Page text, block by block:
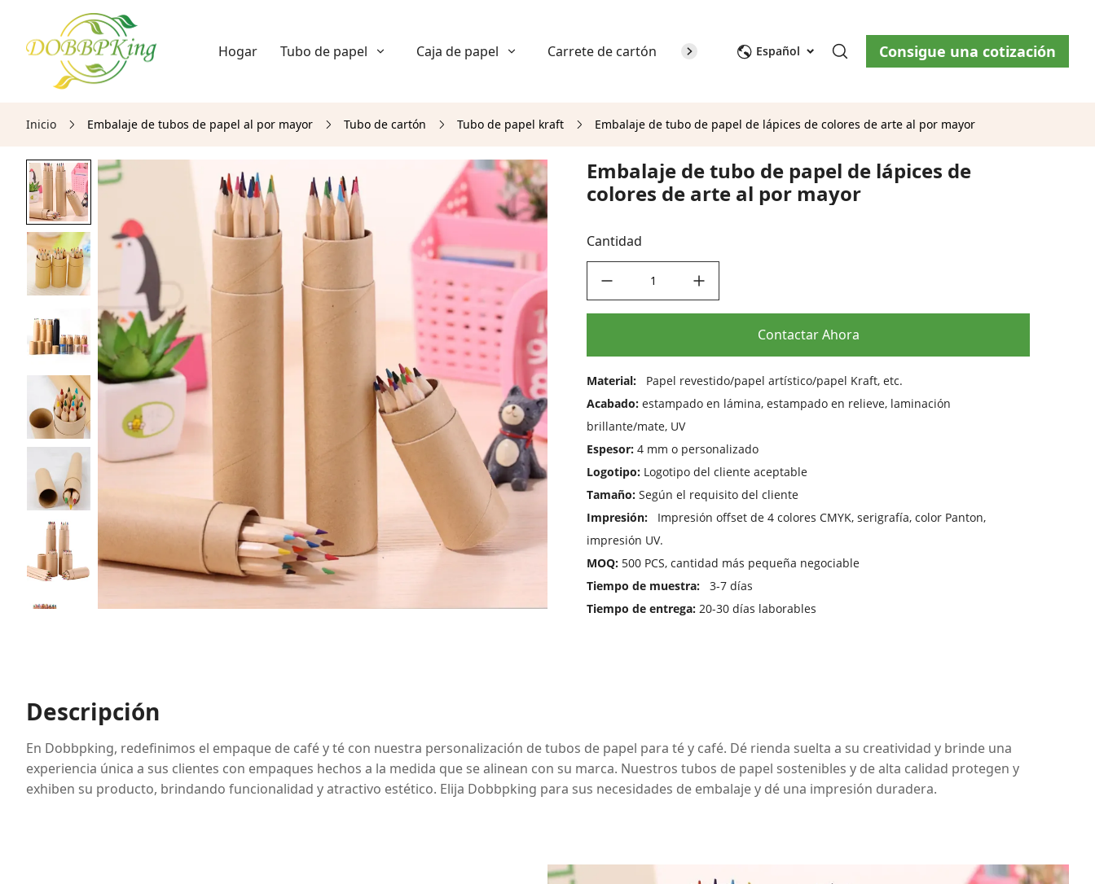
Hogar Tubo de papel Caja de papel Carrete de cartón Sobre nosotros Blog Contáctenos
Español Consigue una cotización
Inicio Embalaje de tubos de papel al por mayor Tubo de cartón Tubo de papel kraft Embalaje de tubo de papel de lápices de colores de arte al por mayor
Embalaje de tubo de papel de lápices de
colores de arte al por mayor
Cantidad
Contactar Ahora
Material:
Papel revestido/papel artístico/papel Kraft, etc.
Acabado: estampado en lámina, estampado en relieve, laminación
brillante/mate, UV
Espesor: 4 mm o personalizado
Logotipo: Logotipo del cliente aceptable
Tamaño: Según el requisito del cliente
Impresión:
Impresión offset de 4 colores CMYK, serigrafía, color Panton,
impresión UV.
MOQ: 500 PCS, cantidad más pequeña negociable
Tiempo de muestra:
3-7 días
Tiempo de entrega: 20-30 días laborables
Descripción
En Dobbpking, redefinimos el empaque de café y té con nuestra personalización de tubos de papel para té y café. Dé rienda suelta a su creatividad y brinde una
experiencia única a sus clientes con empaques hechos a la medida que se alinean con su marca. Nuestros tubos de papel sostenibles y de alta calidad protegen y
exhiben su producto, brindando funcionalidad y atractivo estético. Elija Dobbpking para sus necesidades de embalaje y dé una impresión duradera.